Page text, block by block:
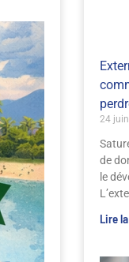
24
de
le
Lire